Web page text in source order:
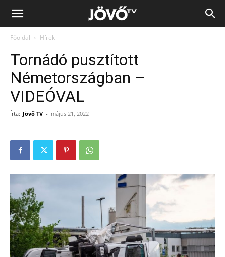
Jövő
Főoldal Hírek
Tornádó pusztított
Németországban –
VIDEÓVAL
Írta: Jövő TV - május 21, 2022